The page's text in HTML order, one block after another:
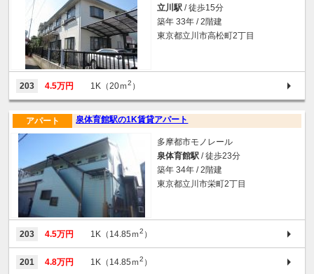
立川駅 / 徒歩15分
築年 33年 / 2階建
東京都立川市高松町2丁目
203 4.5万円 1K（20ｍ2 ）
泉体育館駅の1K賃貸アパート
アパート
多摩都市モノレール
泉体育館駅 / 徒歩23分
築年 34年 / 2階建
東京都立川市栄町2丁目
203 4.5万円 1K（14.85ｍ2 ）
201 4.8万円 1K（14.85ｍ2 ）